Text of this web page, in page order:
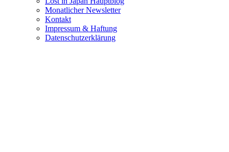
Monatlicher Newsletter
Kontakt
Impressum & Haftung
Datenschutzerklärung